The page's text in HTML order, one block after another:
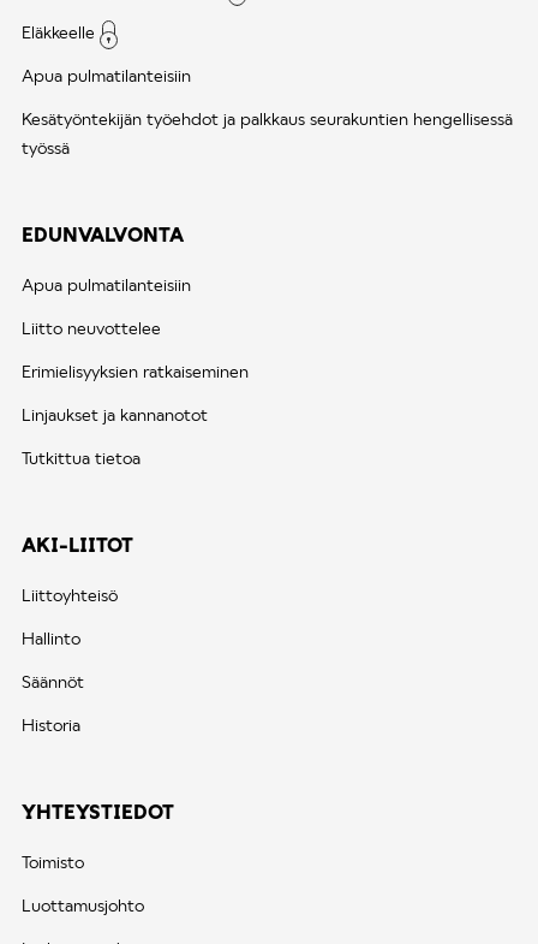
Eläkkeelle
Apua pulmatilanteisiin
Kesätyöntekijän työehdot ja palkkaus seurakuntien hengellisessä
työssä
EDUNVALVONTA
Apua pulmatilanteisiin
Liitto neuvottelee
Erimielisyyksien ratkaiseminen
Linjaukset ja kannanotot
Tutkittua tietoa
AKI-LIITOT
Liittoyhteisö
Hallinto
Säännöt
Historia
YHTEYSTIEDOT
Toimisto
Luottamusjohto